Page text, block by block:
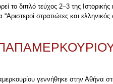
το διπλό τεύχος 2–3 της
στρατιώτες και
γεννήθηκε στην Αθήνα